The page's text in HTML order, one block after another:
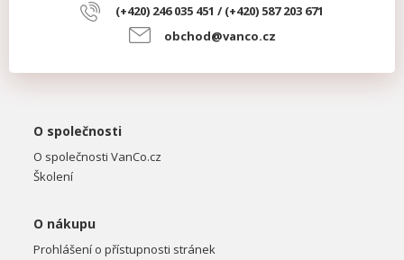
(+420) 246 035 451 / (+420) 587 203 671
obchod@vanco.cz
O společnosti
O společnosti VanCo.cz
Školení
O nákupu
Prohlášení o přístupnosti stránek